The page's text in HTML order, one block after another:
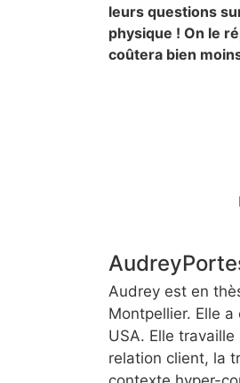
leurs questions
physique ! On le
coûtera bien
Audrey est en
Montpellier. Elle
USA. Elle
relation client, la